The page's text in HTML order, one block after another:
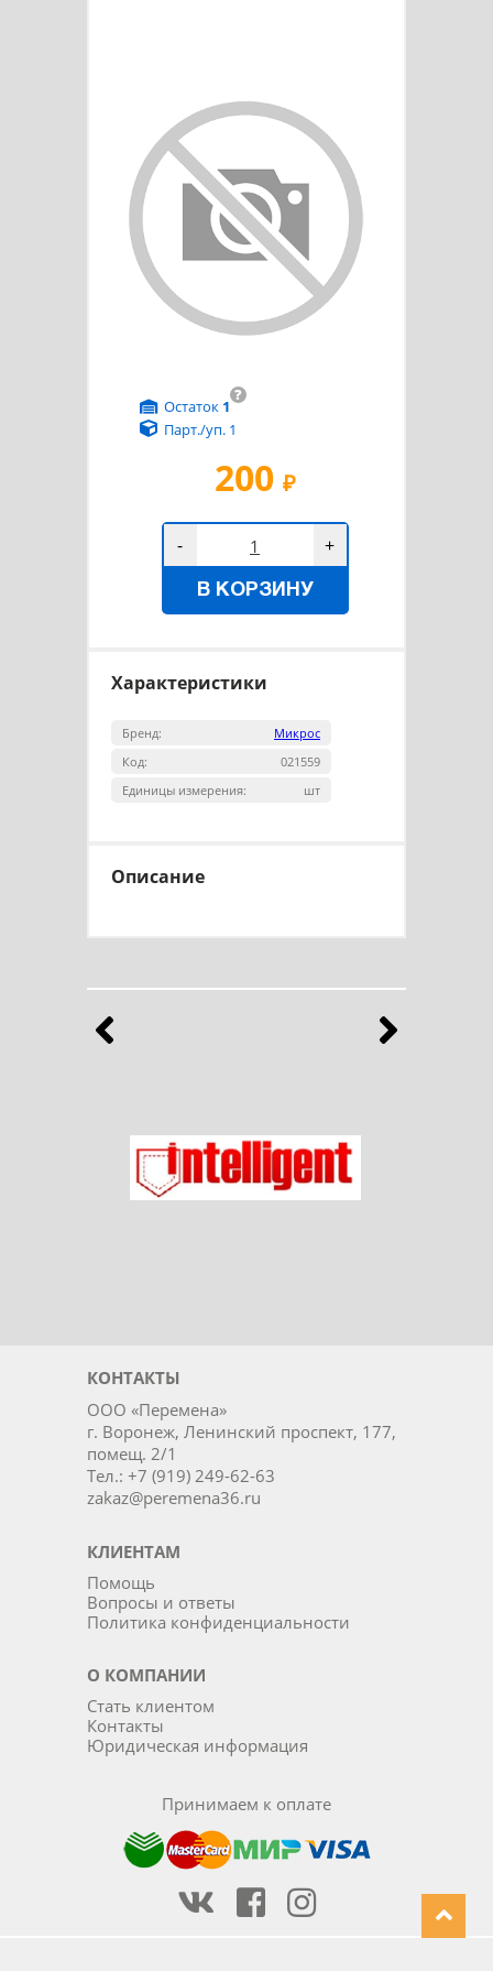
200 ₽
?
Остаток 1
Парт./уп. 1
- +
В КОРЗИНУ
Характеристики
Бренд:
Микрос
Код:
021559
Единицы измерения:
шт
Описание
Бренды
Выберите продукты любимого бренда
Intelligent
КОНТАКТЫ
ООО «Перемена»
г. Воронеж, Ленинский проспект, 177,
помещ. 2/1
Тел.: +7 (919) 249-62-63
zakaz@peremena36.ru
КЛИЕНТАМ
Помощь
Вопросы и ответы
Политика конфиденциальности
О КОМПАНИИ
Стать клиентом
Контакты
Юридическая информация
Принимаем к оплате
Наша группа Вконтакте
Наша группа на Фейсбуке
Наша группа в